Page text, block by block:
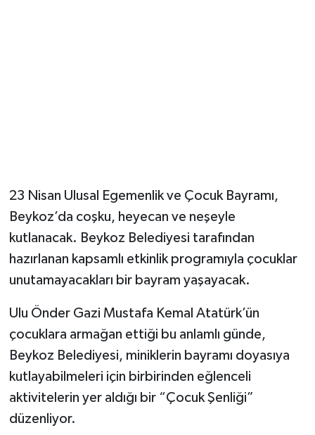
23 Nisan Ulusal Egemenlik ve Çocuk Bayramı,
Beykoz’da coşku, heyecan ve neşeyle
kutlanacak. Beykoz Belediyesi tarafından
hazırlanan kapsamlı etkinlik programıyla çocuklar
unutamayacakları bir bayram yaşayacak.
Ulu Önder Gazi Mustafa Kemal Atatürk’ün
çocuklara armağan ettiği bu anlamlı günde,
Beykoz Belediyesi, miniklerin bayramı doyasıya
kutlayabilmeleri için birbirinden eğlenceli
aktivitelerin yer aldığı bir “Çocuk Şenliği”
düzenliyor.